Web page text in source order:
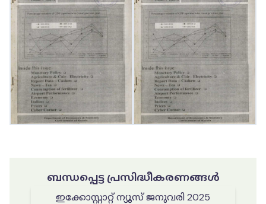
ബന്ധപ്പെട്ട പ്രസിദ്ധീകരണങ്ങൾ
ഇക്കോസ്റ്റാറ്റ് ന്യൂസ് ജനുവരി 2025